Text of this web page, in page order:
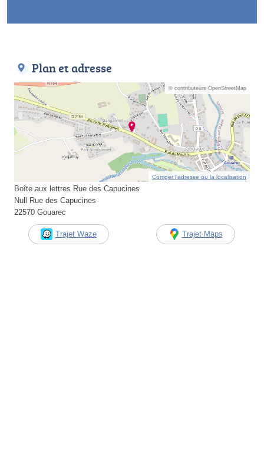
Plan et adresse
© contributeurs OpenStreetMap
Corriger l’adresse ou la localisation
Boîte aux lettres Rue des Capucines
Null Rue des Capucines
22570 Gouarec
Trajet Waze Trajet Maps